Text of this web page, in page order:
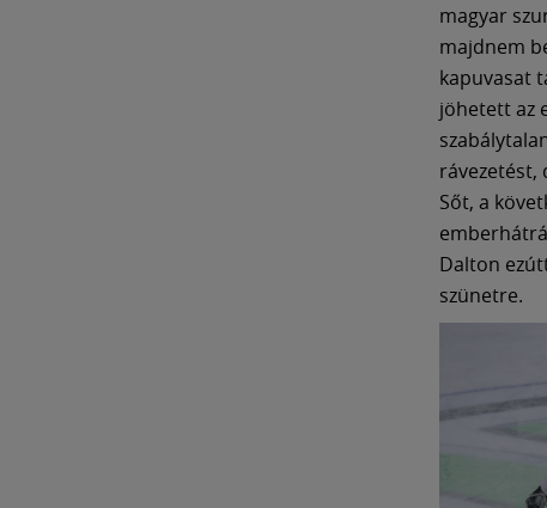
magyar
majdnem
kapuvasat
jöhetett az
rávezetést,
Sőt, a
Dalton
szünetre.